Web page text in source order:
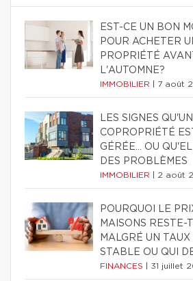
EST-CE UN BON
POUR ACHETER
PROPRIÉTÉ AVANT
L'AUTOMNE?
IMMOBILIER 7 août
LES SIGNES
COPROPRIÉTÉ
GÉRÉE… OU
DES PROBLÈMES
IMMOBILIER 2 août
POURQUOI LE
MAISONS RESTE-
MALGRÉ UN
STABLE OU QUI
FINANCES 31 juillet